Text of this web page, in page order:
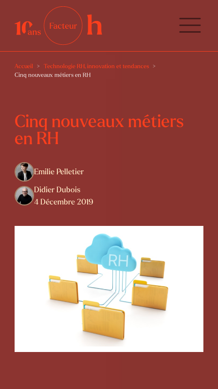
Accueil
Technologie RH, innovation et tendances
Cinq nouveaux métiers en RH
Cinq nouveaux métiers
en RH
Emilie Pelletier
Didier Dubois
4 Décembre 2019